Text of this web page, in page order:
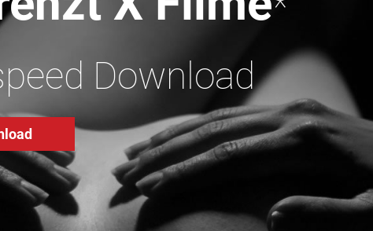
Download